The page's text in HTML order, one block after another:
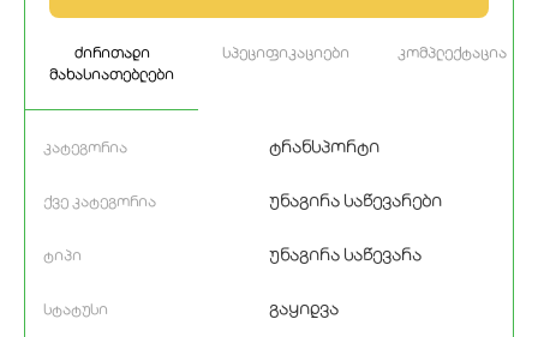
ძირითადი
მახასიათებლები
სპეციფიკაციები კომპლექტაცია
კატეგორია ტრანსპორტი
ქვე კატეგორია უნაგირა საწევარები
ტიპი უნაგირა საწევარა
სტატუსი გაყიდვა